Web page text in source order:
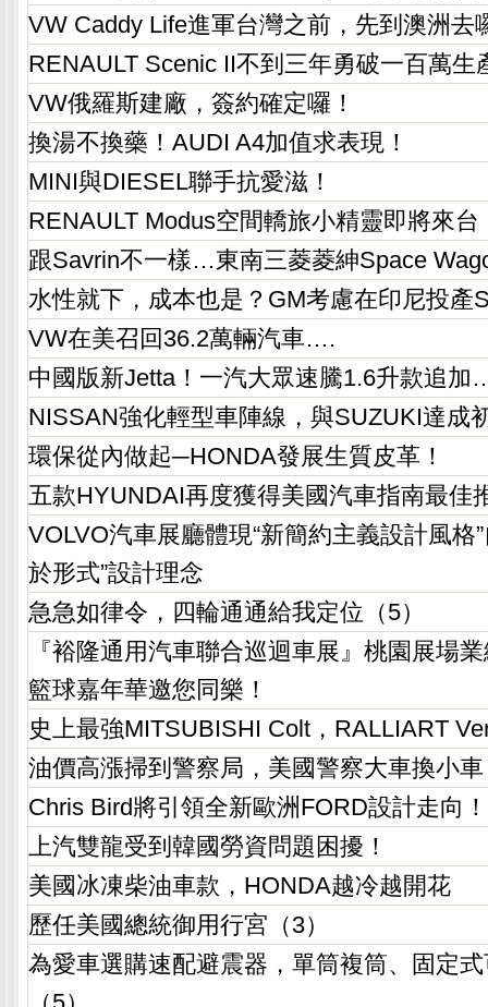
VW Caddy Life進軍台灣之前，先到澳洲去
RENAULT Scenic II不到三年勇破一百萬生
VW俄羅斯建廠，簽約確定囉！
換湯不換藥！AUDI A4加值求表現！
MINI與DIESEL聯手抗愛滋！
RENAULT Modus空間轎旅小精靈即將來台
跟Savrin不一樣…東南三菱菱紳Space
水性就下，成本也是？GM考慮在印尼投
VW在美召回36.2萬輛汽車….
中國版新Jetta！一汽大眾速騰1.6升款追加
NISSAN強化輕型車陣線，與SUZUKI達成
環保從內做起─HONDA發展生質皮革！
五款HYUNDAI再度獲得美國汽車指南最佳
VOLVO汽車展廳體現“新簡約主義設計風格
於形式”設計理念
急急如律令，四輪通通給我定位（5）
『裕隆通用汽車聯合巡迴車展』桃園展場
籃球嘉年華邀您同樂！
史上最強MITSUBISHI Colt，RALLIART
油價高漲掃到警察局，美國警察大車換小
Chris Bird將引領全新歐洲FORD設計走向！
上汽雙龍受到韓國勞資問題困擾！
美國冰凍柴油車款，HONDA越冷越開花
歷任美國總統御用行宮（3）
為愛車選購速配避震器，單筒複筒、固定